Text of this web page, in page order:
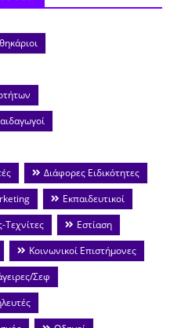
Διάφορες Ειδικότητες
Εκπαιδευτικοί
Τεχνίτες
Εστίαση
Κοινωνικοί Επιστήμονες
Σεφ